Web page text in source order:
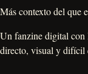
Más contexto del que
Un fanzine digital con
directo, visual y difícil